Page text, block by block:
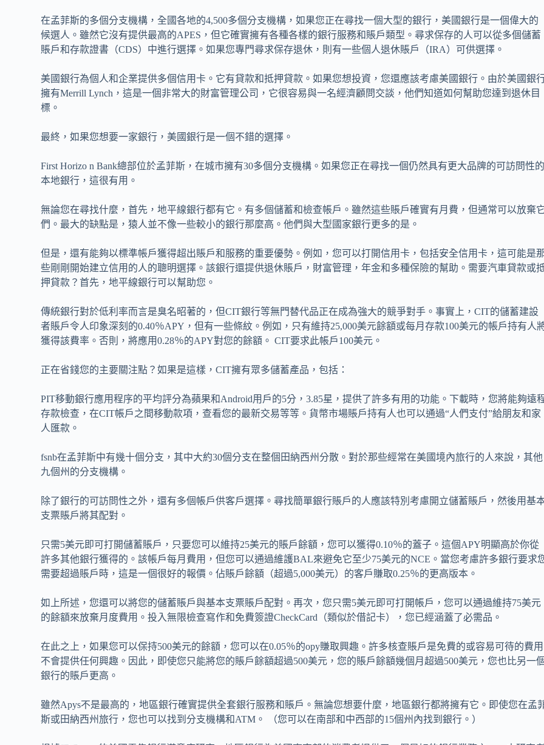
在孟菲斯的多個分支機構，全國各地的4,500多個分支機構，如果您正在尋找一個大型的銀行，美國銀行是一個偉大的
候選人。雖然它沒有提供最高的APES，但它確實擁有各種各樣的銀行服務和賬戶類型。尋求保存的人可以從多個儲蓄
賬戶和存款證書（CDS）中進行選擇。如果您專門尋求保存退休，則有一些個人退休賬戶（IRA）可供選擇。
美國銀行為個人和企業提供多個信用卡。它有貸款和抵押貸款。如果您想投資，您還應該考慮美國銀行。由於美國銀
擁有Merrill Lynch，這是一個非常大的財富管理公司，它很容易與一名經濟顧問交談，他們知道如何幫助您達到退休目
標。
最終，如果您想要一家銀行，美國銀行是一個不錯的選擇。
First Horizo​​ n Bank總部位於孟菲斯，在城市擁有30多個分支機構。如果您正在尋找一個仍然具有更大品牌的可訪問性的
本地銀行，這很有用。
無論您在尋找什麼，首先，地平線銀行都有它。有多個儲蓄和檢查帳戶。雖然這些賬戶確實有月費，但通常可以放棄
們。最大的缺點是，猿人並不像一些較小的銀行那麼高。他們與大型國家銀行更多的是。
但是，還有能夠以標準帳戶獲得超出賬戶和服務的重要優勢。例如，您可以打開信用卡，包括安全信用卡，這可能是
些剛剛開始建立信用的人的聰明選擇。該銀行還提供退休賬戶，財富管理，年金和多種保險的幫助。需要汽車貸款或
押貸款？首先，地平線銀行可以幫助您。
傳統銀行對於低利率而言是臭名昭著的，但CIT銀行等無門替代品正在成為強大的競爭對手。事實上，CIT的儲蓄建設
者賬戶令人印象深刻的0.40％APY，但有一些條紋。例如，只有維持25,000美元餘額或每月存款100美元的帳戶持有人
獲得該費率。否則，將應用0.28％的APY對您的餘額。 CIT要求此帳戶100美元。
正在省錢您的主要關注點？如果是這樣，CIT擁有眾多儲蓄產品，包括：
PIT移動銀行應用程序的平均評分為蘋果和Android用戶的5分，3.85星，提供了許多有用的功能。下載時，您將能夠遠
存款檢查，在CIT帳戶之間移動款項，查看您的最新交易等等。貨幣市場賬戶持有人也可以通過“人們支付”給朋友和家
人匯款。
fsnb在孟菲斯中有幾十個分支，其中大約30個分支在整個田納西州分散。對於那些經常在美國境內旅行的人來說，其他
九個州的分支機構。
除了銀行的可訪問性之外，還有多個帳戶供客戶選擇。尋找簡單銀行賬戶的人應該特別考慮開立儲蓄賬戶，然後用基
支票賬戶將其配對。
只需5美元即可打開儲蓄賬戶，只要您可以維持25美元的賬戶餘額，您可以獲得0.10％的蓋子。這個APY明顯高於你從
許多其他銀行獲得的。該帳戶每月費用，但您可以通過維護BAL來避免它至少75美元的NCE。當您考慮許多銀行要求
需要超過賬戶時，這是一個很好的報價。佔賬戶餘額（超過5,000美元）的客戶賺取0.25％的更高版本。
如上所述，您還可以將您的儲蓄賬戶與基本支票賬戶配對。再次，您只需5美元即可打開帳戶，您可以通過維持75美元
的餘額來放棄月度費用。投入無限檢查寫作和免費簽證CheckCard（類似於借記卡），您已經涵蓋了必需品。
在此之上，如果您可以保持500美元的餘額，您可以在0.05％的opy賺取興趣。許多核查賬戶是免費的或容易可待的費用
不會提供任何興趣。因此，即使您只能將您的賬戶餘額超過500美元，您的賬戶餘額幾個月超過500美元，您也比另一個
銀行的賬戶更高。
雖然Apys不是最高的，地區銀行確實提供全套銀行服務和賬戶。無論您想要什麼，地區銀行都將擁有它。即使您在孟
斯或田納西州旅行，您也可以找到分支機構和ATM。 （您可以在南部和中西部的15個州內找到銀行。）